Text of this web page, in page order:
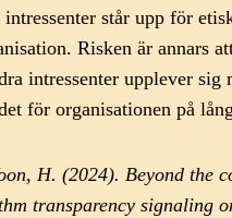
står upp för
Risken är annars
intressenter upplever sig
för organisationen på
H. (2024). Beyond the
transparency signaling